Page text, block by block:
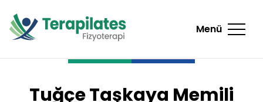
Menü
Tuğçe Taşkaya Memili